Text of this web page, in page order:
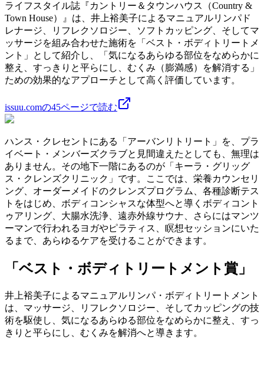
ライフスタイル誌『カントリー＆タウンハウス（Country &
Town House）』は、井上裕美子によるマニュアルリンパド
レナージ、リフレクソロジー、ソフトカッピング、そしてマ
ッサージを組み合わせた施術を「ベスト・ボディトリートメ
ント」として紹介し、「気になるあらゆる部位をなめらかに
整え、すっきりと平らにし、むくみ（膨満感）を解消する」
ための効果的なアプローチとして高く評価しています。
issuu.comの45ページで読む
ハンス・クレセントにある「アーバンリトリート」を、プラ
イベート・メンバーズクラブと見間違えたとしても、無理は
ありません。その地下一階にあるのが「キーラ・グリッグ
ス・クレンズクリニック」です。ここでは、栄養カウンセリ
ング、オーダーメイドのクレンズプログラム、各種診断テス
トをはじめ、ボディコンシャスな体型へと導くボディコント
ゥアリング、大腸水洗浄、遠赤外線サウナ、さらにはマンツ
ーマンで行われるヨガやピラティス、瞑想セッションにいた
るまで、あらゆるケアを受けることができます。
「ベスト・ボディトリートメント賞」
井上裕美子によるマニュアルリンパ・ボディトリートメント
は、マッサージ、リフレクソロジー、そしてカッピングの技
術を駆使し、気になるあらゆる部位をなめらかに整え、すっ
きりと平らにし、むくみを解消へと導きます。